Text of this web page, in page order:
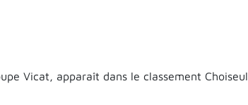
Vicat, apparaît dans le classement Choiseul